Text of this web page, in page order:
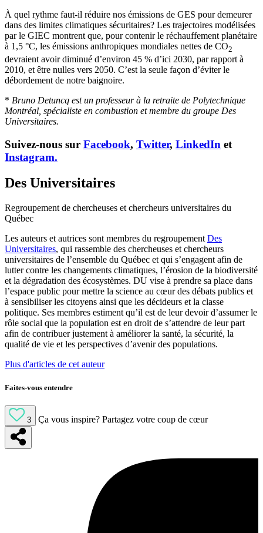
À quel rythme faut-il réduire nos émissions de GES pour demeurer
dans des limites climatiques sécuritaires? Les trajectoires modélisées
par le GIEC montrent que, pour contenir le réchauffement planétaire
à 1,5 °C, les émissions anthropiques mondiales nettes de CO2
devraient avoir diminué d’environ 45 % d’ici 2030, par rapport à
2010, et être nulles vers 2050. C’est la seule façon d’éviter le
débordement de notre baignoire.
* Bruno Detuncq est un professeur à la retraite de Polytechnique
Montréal, spécialiste en combustion et membre du groupe Des
Universitaires.
Suivez-nous sur Facebook, Twitter, LinkedIn et
Instagram.
Des Universitaires
Regroupement de chercheuses et chercheurs universitaires du
Québec
Les auteurs et autrices sont membres du regroupement Des
Universitaires, qui rassemble des chercheuses et chercheurs
universitaires de l’ensemble du Québec et qui s’engagent afin de
lutter contre les changements climatiques, l’érosion de la biodiversité
et la dégradation des écosystèmes. DU vise à prendre sa place dans
l’espace public pour mettre la science au cœur des débats publics et
à sensibiliser les citoyens ainsi que les décideurs et la classe
politique. Ses membres estiment qu’il est de leur devoir d’assumer le
rôle social que la population est en droit de s’attendre de leur part
afin de contribuer justement à améliorer la santé, la sécurité, la
qualité de vie et les perspectives d’avenir des populations.
Plus d'articles de cet auteur
Faites-vous entendre
3 Ça vous inspire? Partagez votre coup de cœur